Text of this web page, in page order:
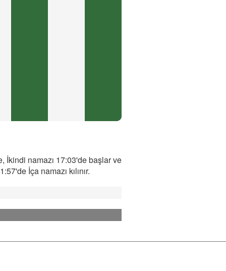
İkindi namazı 17:03'de başlar ve
İça namazı kılınır.